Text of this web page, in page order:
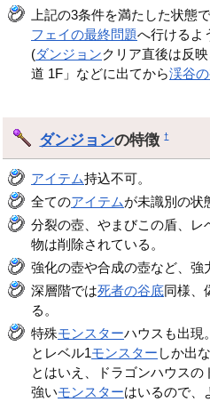
上記の3条件を満たした状態
フェイの最終問題へ行けるよ
(ダンジョンクリア直後は反
道 1F」などに出てから渓谷
ダンジョンの特徴†
アイテム持込不可。
全てのアイテムが未識別の状
分裂の壺、やまびこの盾、レ
物は削除されている。
強化の壺や合成の壺など、強
深層階では死者の谷底同様、
る。
特殊モンスターハウスも出現
とレベル1モンスター しか出
とはいえ、ドラゴンハウス
強いモンスターはいるので、